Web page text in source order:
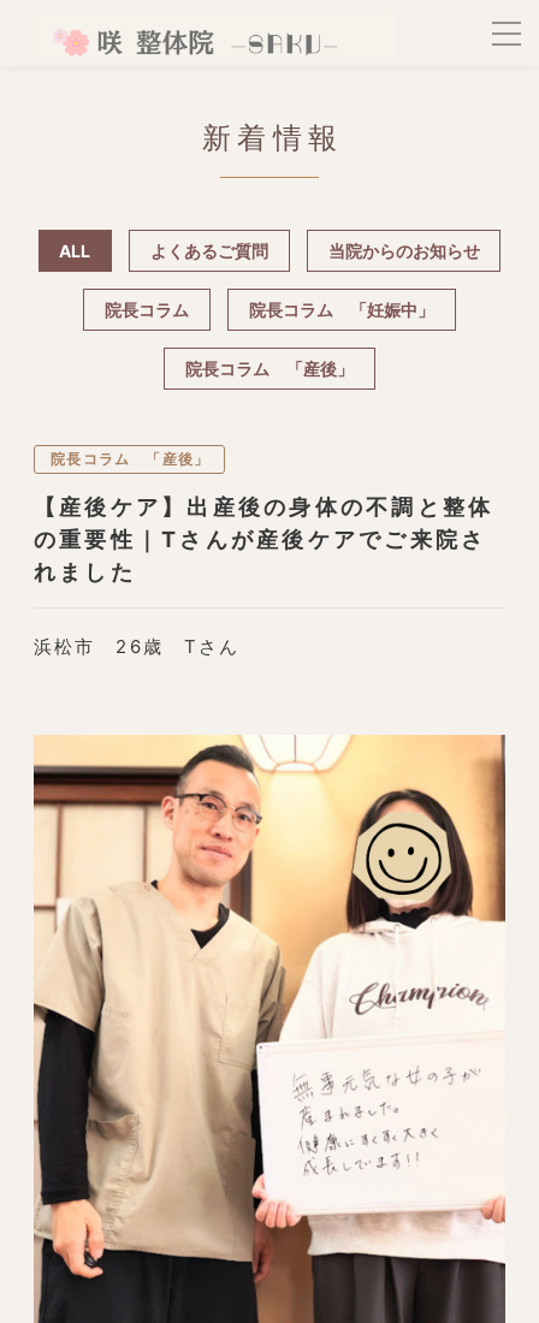
新着情報
ALL よくあるご質問 当院からのお知らせ
院長コラム 院長コラム 「妊娠中」
院長コラム 「産後」
院長コラム 「産後」
【産後ケア】出産後の身体の不調と整体
の重要性｜Tさんが産後ケアでご来院さ
れました
浜松市 26歳 Tさん